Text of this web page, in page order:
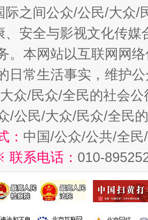
际之间公众/公民/大众/
、安全与影视文化传
。本网站以互联网网
日常生活事实，维护
众/民众/全民的社会公
/公民/大众/民众/全民
： 中国/公众/公共/全
联系电话： 010-